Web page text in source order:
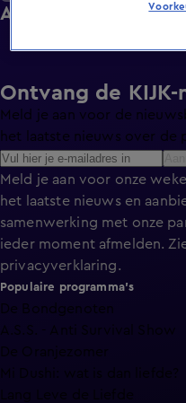
Afleveringen
Ontvang de
Meld je aan voor de
het laatste nieuws over de
Meld je aan voor onze
het laatste nieuws en
samenwerking met onze
ieder moment afmelden.
privacyverklaring.
Populaire programma's
De Bondgenoten
A.S.S. - Anti Survival Show
De Oranjezomer
Mi Dushi: wat is dan liefde?
Lang Leve de Liefde